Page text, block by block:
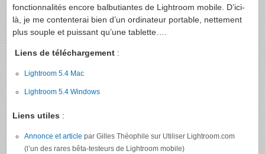
fonctionnalités encore balbutiantes de Lightroom mobile. D’ici-
là, je me contenterai bien d’un ordinateur portable, nettement
plus souple et puissant qu’une tablette….
Liens de téléchargement :
Lightroom 5.4 Mac
Lightroom 5.4 Windows
Liens utiles :
Annonce et article par Gilles Théophile sur Utiliser Lightroom.com
(l’un des rares bêta-testeurs de Lightroom mobile)